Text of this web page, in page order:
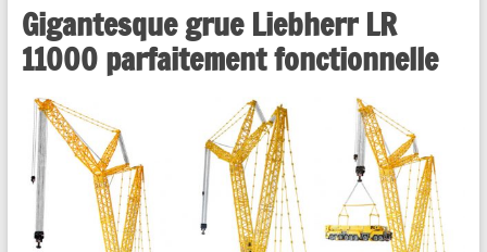
Gigantesque grue Liebherr LR
11000 parfaitement fonctionnelle